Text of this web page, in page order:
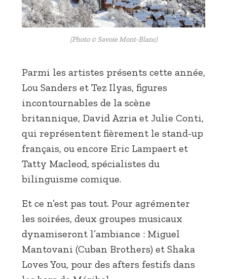
(Photo © Savoie Mont-Blanc)
Parmi les artistes présents cette année,
Lou Sanders et Tez Ilyas, figures
incontournables de la scène
britannique, David Azria et Julie Conti,
qui représentent fièrement le stand-up
français, ou encore Eric Lampaert et
Tatty Macleod, spécialistes du
bilinguisme comique.
Et ce n’est pas tout. Pour agrémenter
les soirées, deux groupes musicaux
dynamiseront l’ambiance : Miguel
Mantovani (Cuban Brothers) et Shaka
Loves You, pour des afters festifs dans